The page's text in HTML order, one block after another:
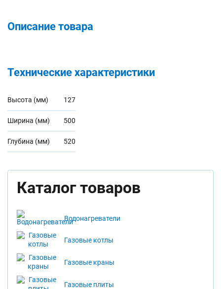
Описание товара
Технические характеристики
Высота (мм) 127
Ширина (мм) 500
Глубина (мм) 520
Каталог товаров
Водонагреватели
Газовые котлы
Газовые краны
Газовые плиты